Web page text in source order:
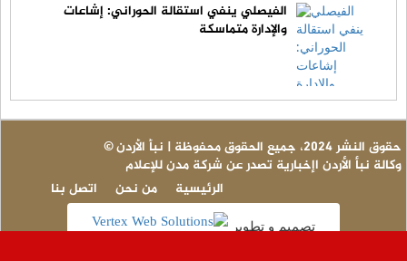
الفيصلي ينفي استقالة الحوراني: إشاعات
والإدارة متماسكة
© حقوق النشر 2024، جميع الحقوق محفوظة | نبأ الأردن
وكالة نبأ الأردن اإخبارية تصدر عن شركة مدن للإعلام
اتصل بنا
من نحن الرئيسية
تصميم و تطوير